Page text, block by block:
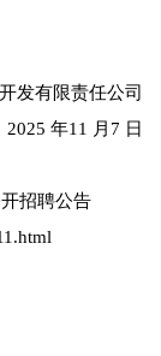
发有限责任公司
2025 年11 月7 日
招聘公告